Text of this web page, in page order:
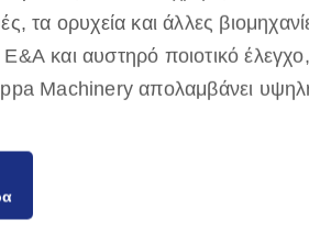
τα ορυχεία και άλλες
Ε&Α και αυστηρό ποιοτικό
Machinery απολαμβάνει
ποιότητας ενός έτους,
τις ανάγκες των πελατών για
προϊόντα. Η Rippa διαθέτει